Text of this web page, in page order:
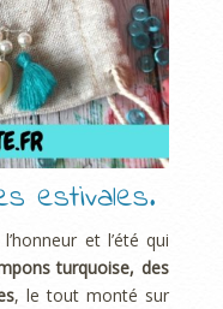
estivales.
et l’été qui
turquoise, des
, le tout monté sur